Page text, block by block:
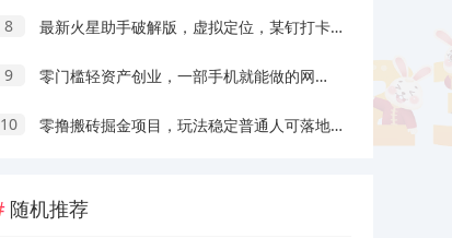
8 最新火星助手破解版，虚拟定位，某钉打卡利器
9 零门槛轻资产创业，一部手机就能做的网盘拉新“神级赛道”玩法，简单粗暴月入10000+
10 零撸搬砖掘金项目，玩法稳定普通人可落地的长期副业，月收益轻松10000+
随机推荐